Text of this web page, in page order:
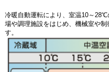
冷暖自動運転により、室温10～
場や調理施設をはじめ、機械室や
す。